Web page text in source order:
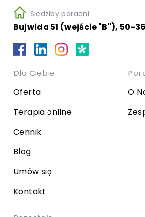
Siedziby poradni
Bujwida 51 (wejście "B"), 50-
Dla Ciebie
Oferta
Terapia online
Cennik
Blog
Umów się
Kontakt
O